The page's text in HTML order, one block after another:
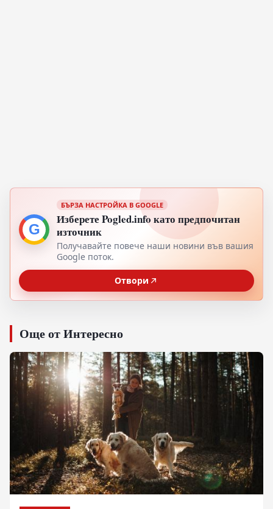
G
БЪРЗА НАСТРОЙКА В GOOGLE
Изберете Pogled.info като предпочитан
източник
Получавайте повече наши новини във вашия
Google поток.
Отвори
Още от Интересно